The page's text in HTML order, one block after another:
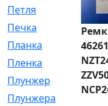
Петля
Печка
Планка
Пленка
Плунжер
Плунжера